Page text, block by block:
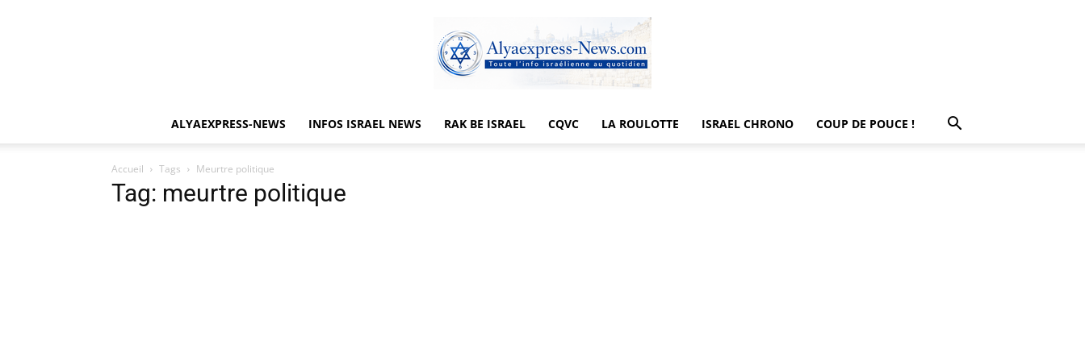
ALYAEXPRESS-NEWS INFOS ISRAEL NEWS RAK BE ISRAEL CQVC LA ROULOTTE ISRAEL CHRONO COUP DE POUCE !
Accueil Tags Meurtre politique
Tag: meurtre politique